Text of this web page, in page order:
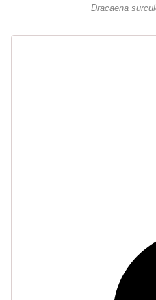
Dracaena